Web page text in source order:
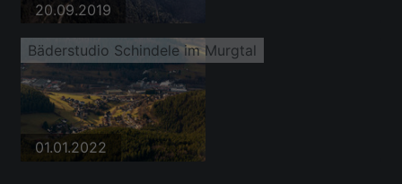
20.09.2019
Bäderstudio Schindele im Murgtal
01.01.2022